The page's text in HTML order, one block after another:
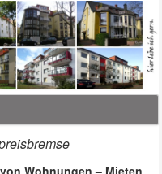
Wohnungen – Mieten